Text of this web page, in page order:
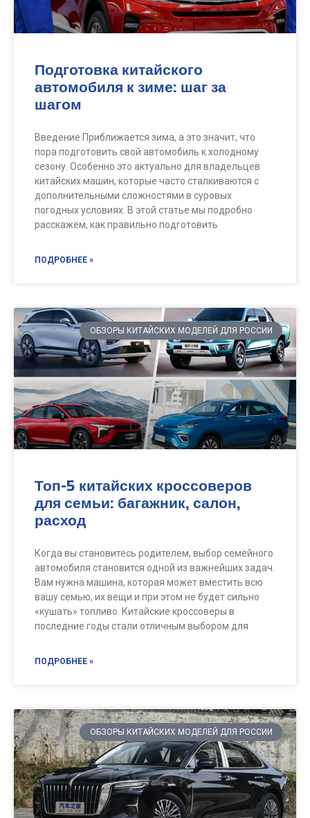
Подготовка китайского
автомобиля к зиме: шаг за
шагом
Введение Приближается зима, а это значит, что
пора подготовить свой автомобиль к холодному
сезону. Особенно это актуально для владельцев
китайских машин, которые часто сталкиваются с
дополнительными сложностями в суровых
погодных условиях. В этой статье мы подробно
расскажем, как правильно подготовить
ПОДРОБНЕЕ »
ОБЗОРЫ КИТАЙСКИХ МОДЕЛЕЙ ДЛЯ РОССИИ
Топ-5 китайских кроссоверов
для семьи: багажник, салон,
расход
Когда вы становитесь родителем, выбор семейного
автомобиля становится одной из важнейших задач.
Вам нужна машина, которая может вместить всю
вашу семью, их вещи и при этом не будет сильно
«кушать» топливо. Китайские кроссоверы в
последние годы стали отличным выбором для
ПОДРОБНЕЕ »
ОБЗОРЫ КИТАЙСКИХ МОДЕЛЕЙ ДЛЯ РОССИИ